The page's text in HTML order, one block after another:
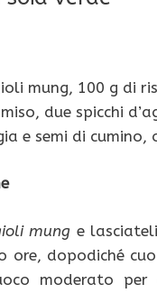
mung, 100 g di
due spicchi
e semi di cumino,
mung e
ore, dopodiché
moderato per